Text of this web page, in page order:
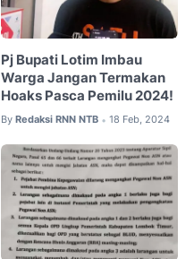
Pj Bupati Lotim Imbau
Warga Jangan Termakan
Hoaks Pasca Pemilu 2024!
By Redaksi RNN NTB • 18 Feb, 2024